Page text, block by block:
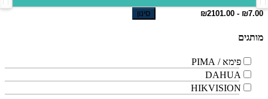
סינון
מותגים
פימא / PIMA
DAHUA
HIKVISION